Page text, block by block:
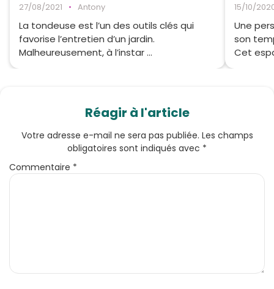
27/08/2021 • Antony
La tondeuse est l’un des outils clés qui
favorise l’entretien d’un jardin.
Malheureusement, à l’instar ...
15/10/
Une
son
Cet
Réagir à l'article
Votre adresse e-mail ne sera pas publiée. Les champs
obligatoires sont indiqués avec *
Commentaire *